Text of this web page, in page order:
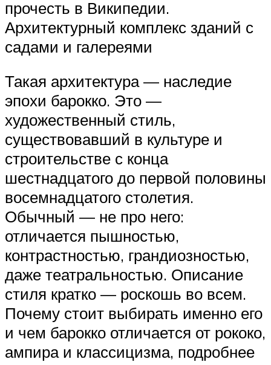
прочесть в Википедии.
Архитектурный комплекс зданий с
садами и галереями
Такая архитектура — наследие
эпохи барокко. Это —
художественный стиль,
существовавший в культуре и
строительстве с конца
шестнадцатого до первой половины
восемнадцатого столетия.
Обычный — не про него:
отличается пышностью,
контрастностью, грандиозностью,
даже театральностью. Описание
стиля кратко — роскошь во всем.
Почему стоит выбирать именно его
и чем барокко отличается от рококо,
ампира и классицизма, подробнее